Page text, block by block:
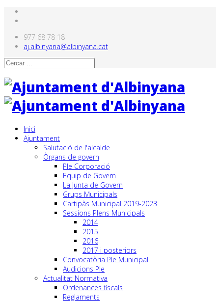
977 68 78 18
aj.albinyana@albinyana.cat
Inici
Ajuntament
Salutació de l'alcalde
Òrgans de govern
Ple Corporació
Equip de Govern
La Junta de Govern
Grups Municipals
Cartipàs Municipal 2019-2023
Sessions Plens Municipals
2014
2015
2016
2017 i posteriors
Convocatòria Ple Municipal
Audicions Ple
Actualitat Normativa
Ordenances fiscals
Reglaments